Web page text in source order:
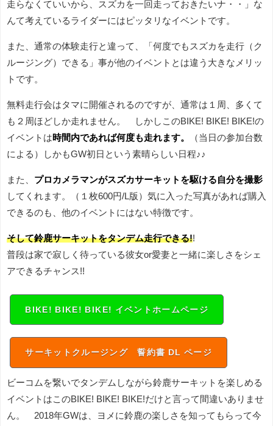
走らなくていいから、スズカを一回走っておきたいナ・・」な
んて考えているライダーにはピッタリなイベントです。
また、通常の体験走行と違って、「何度でもスズカを走行（ク
ルージング）できる」事が他のイベントとは違う大きなメリッ
トです。
無料走行会はタマに開催されるのですが、通常は１周、多くて
も２周ほどしか走れません。 しかしこのBIKE! BIKE! BIKE!の
イベントは 時間内であれば何度も走れます。
（当日の参加台数
による）しかもGW初日という素晴らしい日程♪♪
また、 プロカメラマンがスズカサーキットを駆ける自分を撮影
してくれます。（１枚600円/L版）気に入った写真があれば購入
できるのも、他のイベントにはない特徴です。
そして鈴鹿サーキットをタンデム走行できる!!
普段は家で寂しく待っている彼女or愛妻と一緒に楽しさをシェ
アできるチャンス!!
BIKE! BIKE! BIKE! イベントホームページ
サーキットクルージング 誓約書 DL ページ
ビーコムを繋いでタンデムしながら鈴鹿サーキットを楽しめる
イベントはこのBIKE! BIKE! BIKE!だけと言って間違いありませ
ん。 2018年GWは、ヨメに鈴鹿の楽しさを知ってもらって今